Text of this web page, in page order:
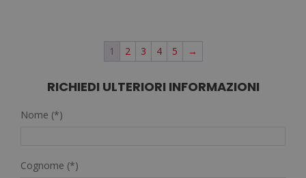
480,00€.
1 2 3 4 5 →
RICHIEDI ULTERIORI INFORMAZIONI
Nome (*)
Cognome (*)